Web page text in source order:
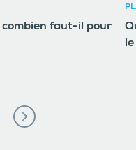
combien faut-il pour